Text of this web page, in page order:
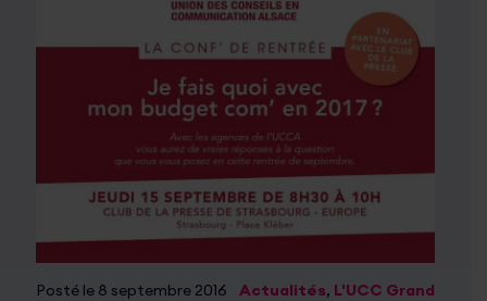
Posté le 8 septembre 2016 Actualités, L'UCC Grand